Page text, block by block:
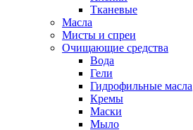
Тканевые
Масла
Мисты и спреи
Очищающие средства
Вода
Гели
Гидрофильные масла
Кремы
Маски
Мыло